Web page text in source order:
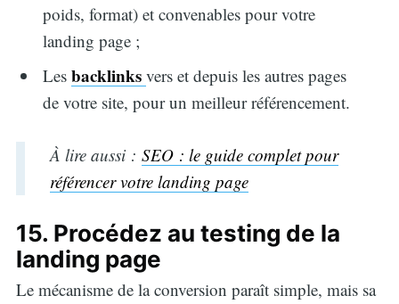
poids, format) et convenables pour votre
landing page ;
Lesbacklinksvers et depuis les autres pages
de votre site, pour un meilleur référencement.
À lire aussi : SEO : le guide complet pour
référencer votre landing page
15. Procédez au testing de la
landing page
Le mécanisme de la conversion paraît simple, mais sa